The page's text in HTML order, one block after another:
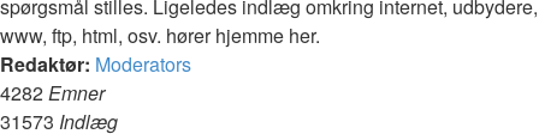
spørgsmål stilles. Ligeledes indlæg omkring internet, udbydere,
www, ftp, html, osv. hører hjemme her.
Redaktør: Moderators
4282Emner
31573 Indlæg